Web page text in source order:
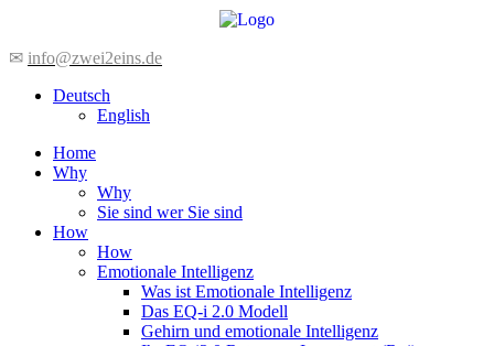
wechseln
✉ info@zwei2eins.de
Deutsch
English
Home
Why
Why
Sie sind wer Sie sind
How
How
Emotionale Intelligenz
Was ist Emotionale Intelligenz
Das EQ-i 2.0 Modell
Gehirn und emotionale Intelligenz